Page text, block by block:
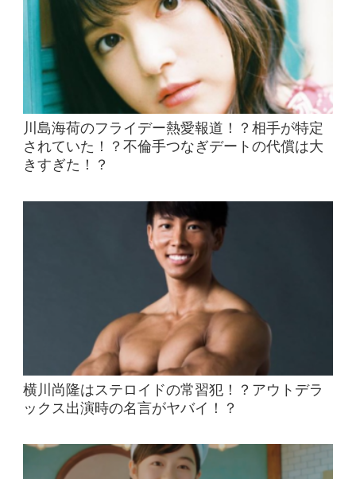
川島海荷のフライデー熱愛報道！？相手が特定
されていた！？不倫手つなぎデートの代償は大
きすぎた！？
横川尚隆はステロイドの常習犯！？アウトデラ
ックス出演時の名言がヤバイ！？